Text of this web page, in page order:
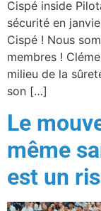
Cispé inside
sécurité en
Cispé ! Nous
membres !
milieu de la
son […]
Le
même
est un